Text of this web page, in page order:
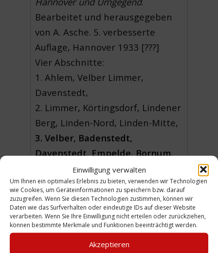
Einwilligung verwalten
Um Ihnen ein optimales Erlebnis zu bieten, verwenden wir Technologien
wie Cookies, um Geräteinformationen zu speichern bzw. darauf
zuzugreifen. Wenn Sie diesen Technologien zustimmen, können wir
Daten wie das Surfverhalten oder eindeutige IDs auf dieser Website
verarbeiten. Wenn Sie Ihre Einwilligung nicht erteilen oder zurückziehen,
können bestimmte Merkmale und Funktionen beeinträchtigt werden.
Akzeptieren
Bearbeitet und herausgegeben
von A. Asche. 5. verbesserte
Auflage, Hannover 1933 [???]
Vier Abschnitte:
1. Ahlem, Velber Limmer,
Davenstedt,
2. Limmer, Körtingsdorf, Lindener
Berg, Linden-Nord, Linden-Mitte,
3. Velber, Badenstedt,
Davenstedt, Empelde, Bornum,
Bohrturm
Neuhall
Egestorffhall
Körting
Asphalt Fabrik